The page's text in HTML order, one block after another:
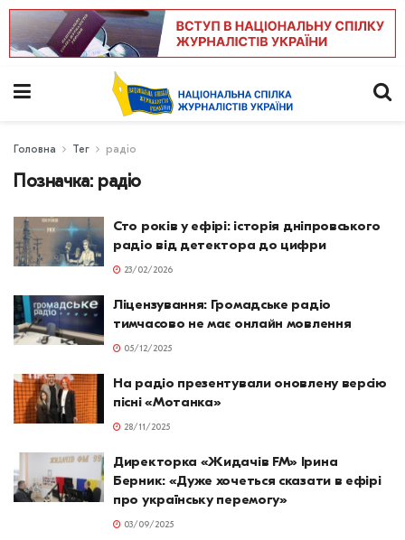
Головна Тег радіо
Позначка: радіо
Сто років у ефірі: історія дніпровського
радіо від детектора до цифри
23/02/2026
Ліцензування: Громадське радіо
тимчасово не має онлайн мовлення
05/12/2025
На радіо презентували оновлену версію
пісні «Мотанка»
28/11/2025
Директорка «Жидачів FM» Ірина
Берник: «Дуже хочеться сказати в ефірі
про українську перемогу»
03/09/2025